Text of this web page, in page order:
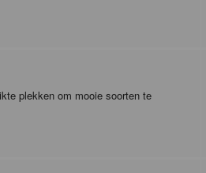
plekken om mooie soorten te